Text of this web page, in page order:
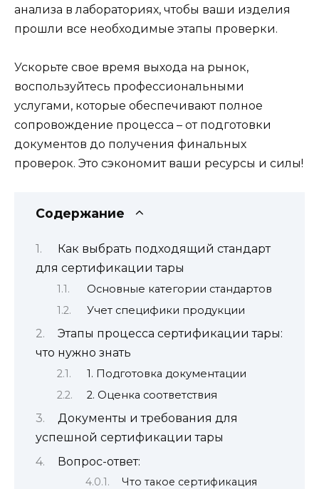
анализа в лабораториях, чтобы ваши изделия
прошли все необходимые этапы проверки.
Ускорьте свое время выхода на рынок,
воспользуйтесь профессиональными
услугами, которые обеспечивают полное
сопровождение процесса – от подготовки
документов до получения финальных
проверок. Это сэкономит ваши ресурсы и силы!
Содержание
Как выбрать подходящий стандарт
для сертификации тары
Основные категории стандартов
Учет специфики продукции
Этапы процесса сертификации тары:
что нужно знать
1. Подготовка документации
2. Оценка соответствия
Документы и требования для
успешной сертификации тары
Вопрос-ответ:
Что такое сертификация